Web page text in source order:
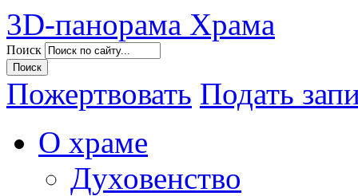
3D-панорама Храма
Поиск
Пожертвовать Подать
О храме
Духовенство